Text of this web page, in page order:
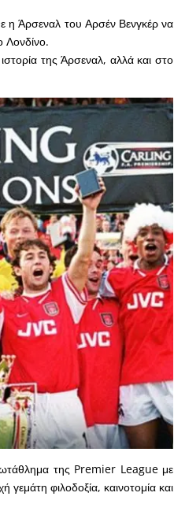
η Άρσεναλ του Αρσέν Βενγκέρ να
Λονδίνο.
της Άρσεναλ, αλλά και στο
της Premier League με
φιλοδοξία, καινοτομία και